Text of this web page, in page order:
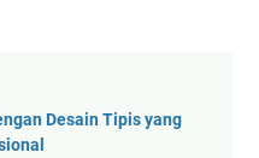
Desain Tipis yang